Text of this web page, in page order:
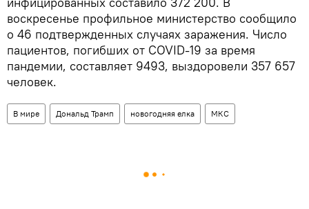
воскресенье профильное министерство сообщило
о 46 подтвержденных случаях заражения. Число
пациентов, погибших от COVID-19 за время
пандемии, составляет 9493, выздоровели 357 657
человек.
В мире Дональд Трамп новогодняя елка МКС